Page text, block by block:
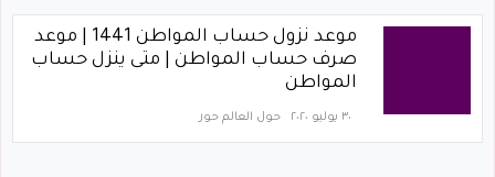
موعد نزول حساب المواطن 1441 | موعد
صرف حساب المواطن | متى ينزل حساب
المواطن
٣٠ يوليو ٢٠٢٠ حول العالم حور